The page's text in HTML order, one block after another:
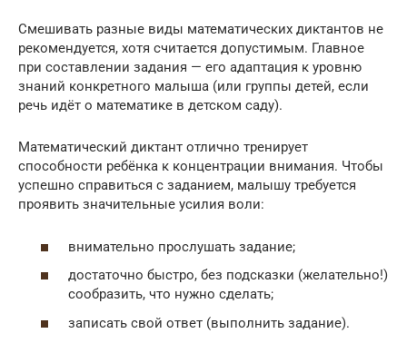
Смешивать разные виды математических диктантов не
рекомендуется, хотя считается допустимым. Главное
при составлении задания — его адаптация к уровню
знаний конкретного малыша (или группы детей, если
речь идёт о математике в детском саду).
Математический диктант отлично тренирует
способности ребёнка к концентрации внимания. Чтобы
успешно справиться с заданием, малышу требуется
проявить значительные усилия воли:
внимательно прослушать задание;
достаточно быстро, без подсказки (желательно!)
сообразить, что нужно сделать;
записать свой ответ (выполнить задание).